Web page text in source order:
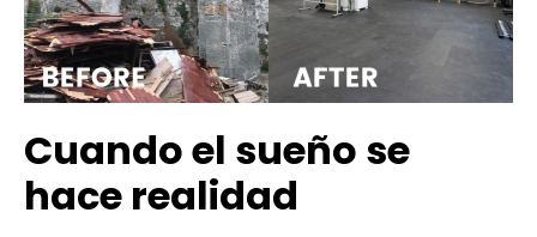
Cuando el sueño se
hace realidad